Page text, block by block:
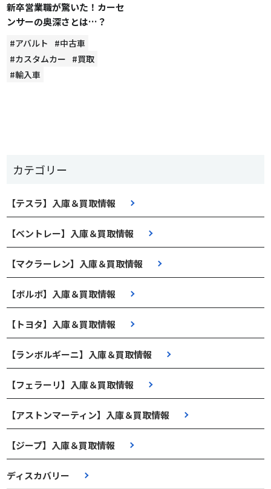
カテゴリー
【テスラ】入庫＆買取情報
【ベントレー】入庫＆買取情報
【マクラーレン】入庫＆買取情報
【ボルボ】入庫＆買取情報
【トヨタ】入庫＆買取情報
【ランボルギーニ】入庫＆買取情報
【フェラーリ】入庫＆買取情報
【アストンマーティン】入庫＆買取情報
【ジープ】入庫＆買取情報
ディスカバリー
新卒営業職が驚いた！カーセ
ンサーの奥深さとは…？
#アバルト
#中古車
#カスタムカー #買取
#輸入車